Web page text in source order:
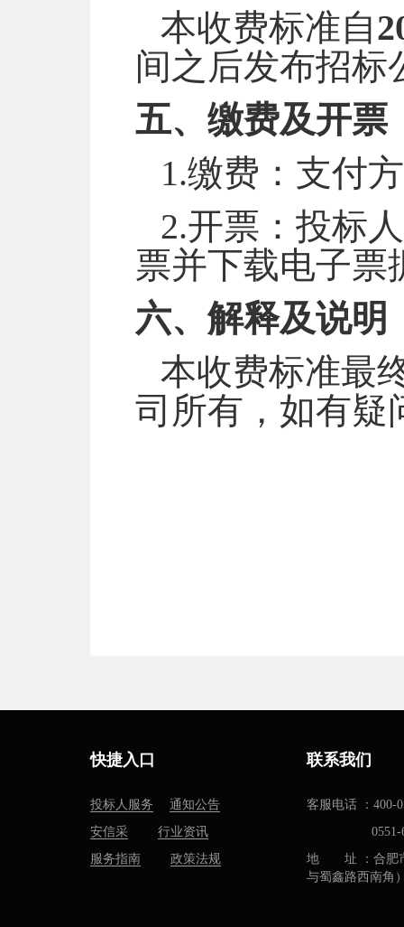
本收费标准自
间之后发布招标
五、缴费及开票
1.缴费：支付
2.开票：投标
票并下载电子票
六、解释及说明
本收费标准最
司所有，如有疑
快捷入口
投标人服务
通知公告
安信采
行业资讯
服务指南
政策法规
联系我们
客服电话 ：400-
0551-
地 址 ：合肥市
与蜀鑫路西南角